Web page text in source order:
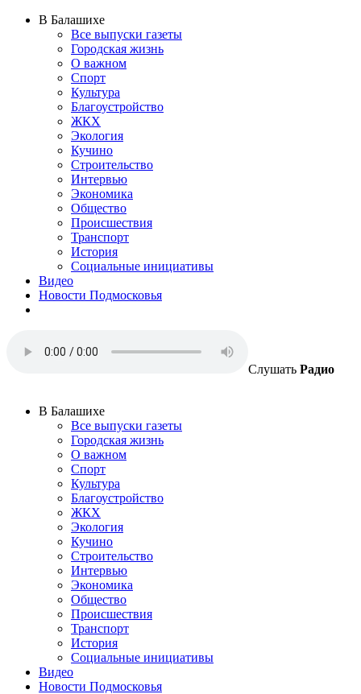
В Балашихе
Все выпуски газеты
Городская жизнь
О важном
Спорт
Культура
Благоустройство
ЖКХ
Экология
Кучино
Строительство
Интервью
Экономика
Общество
Происшествия
Транспорт
История
Социальные инициативы
Видео
Новости Подмосковья
Слушать Радио
В Балашихе
Все выпуски газеты
Городская жизнь
О важном
Спорт
Культура
Благоустройство
ЖКХ
Экология
Кучино
Строительство
Интервью
Экономика
Общество
Происшествия
Транспорт
История
Социальные инициативы
Видео
Новости Подмосковья